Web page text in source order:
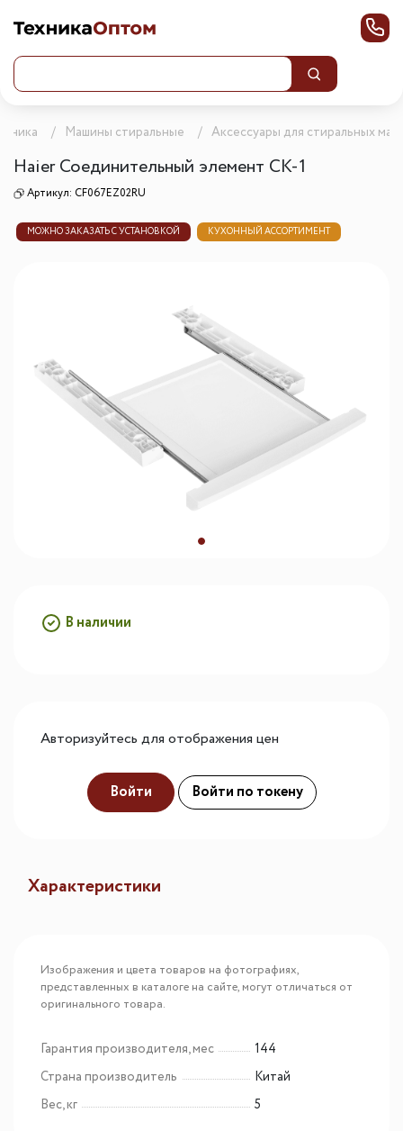
Машины стиральные Аксессуары для стиральных
Haier Соединительный элемент CK-1
Артикул: CF067EZ02RU
МОЖНО ЗАКАЗАТЬ С УСТАНОВКОЙ КУХОННЫЙ АССОРТИМЕНТ
В наличии
Авторизуйтесь для отображения цен
Войти Войти по токену
Характеристики
Изображения и цвета товаров на фотографиях,
представленных в каталоге на сайте, могут отличаться от
оригинального товара.
Гарантия производителя, мес
144
Страна производитель
Китай
Вес, кг
5